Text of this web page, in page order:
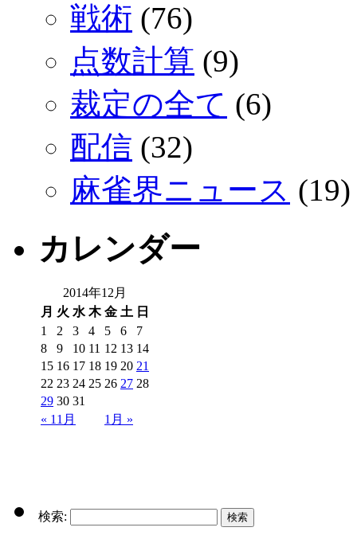
戦術 (76)
点数計算 (9)
裁定の全て (6)
配信 (32)
麻雀界ニュース (19)
カレンダー
2014年12月
月 火 水 木 金 土 日
« 11月 1月 »
1 2 3 4 5 6
7
8
9 10 11 12 13 14
15 16 17 18 19 20 21
22 23 24 25 26 27 28
29 30 31
検索: